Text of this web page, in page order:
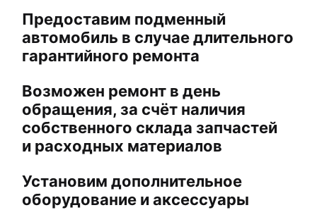
Предоставим подменный
автомобиль в случае длительного
гарантийного ремонта
Возможен ремонт в день
обращения, за счёт наличия
собственного склада запчастей
и расходных материалов
Установим дополнительное
оборудование и аксессуары